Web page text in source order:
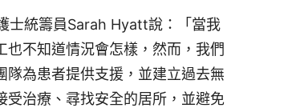
士統籌員Sarah Hyatt說：「當我
不知道情況會怎樣，然而，我們
為患者提供支援，並建立過去無
受治療、尋找安全的居所，並避免